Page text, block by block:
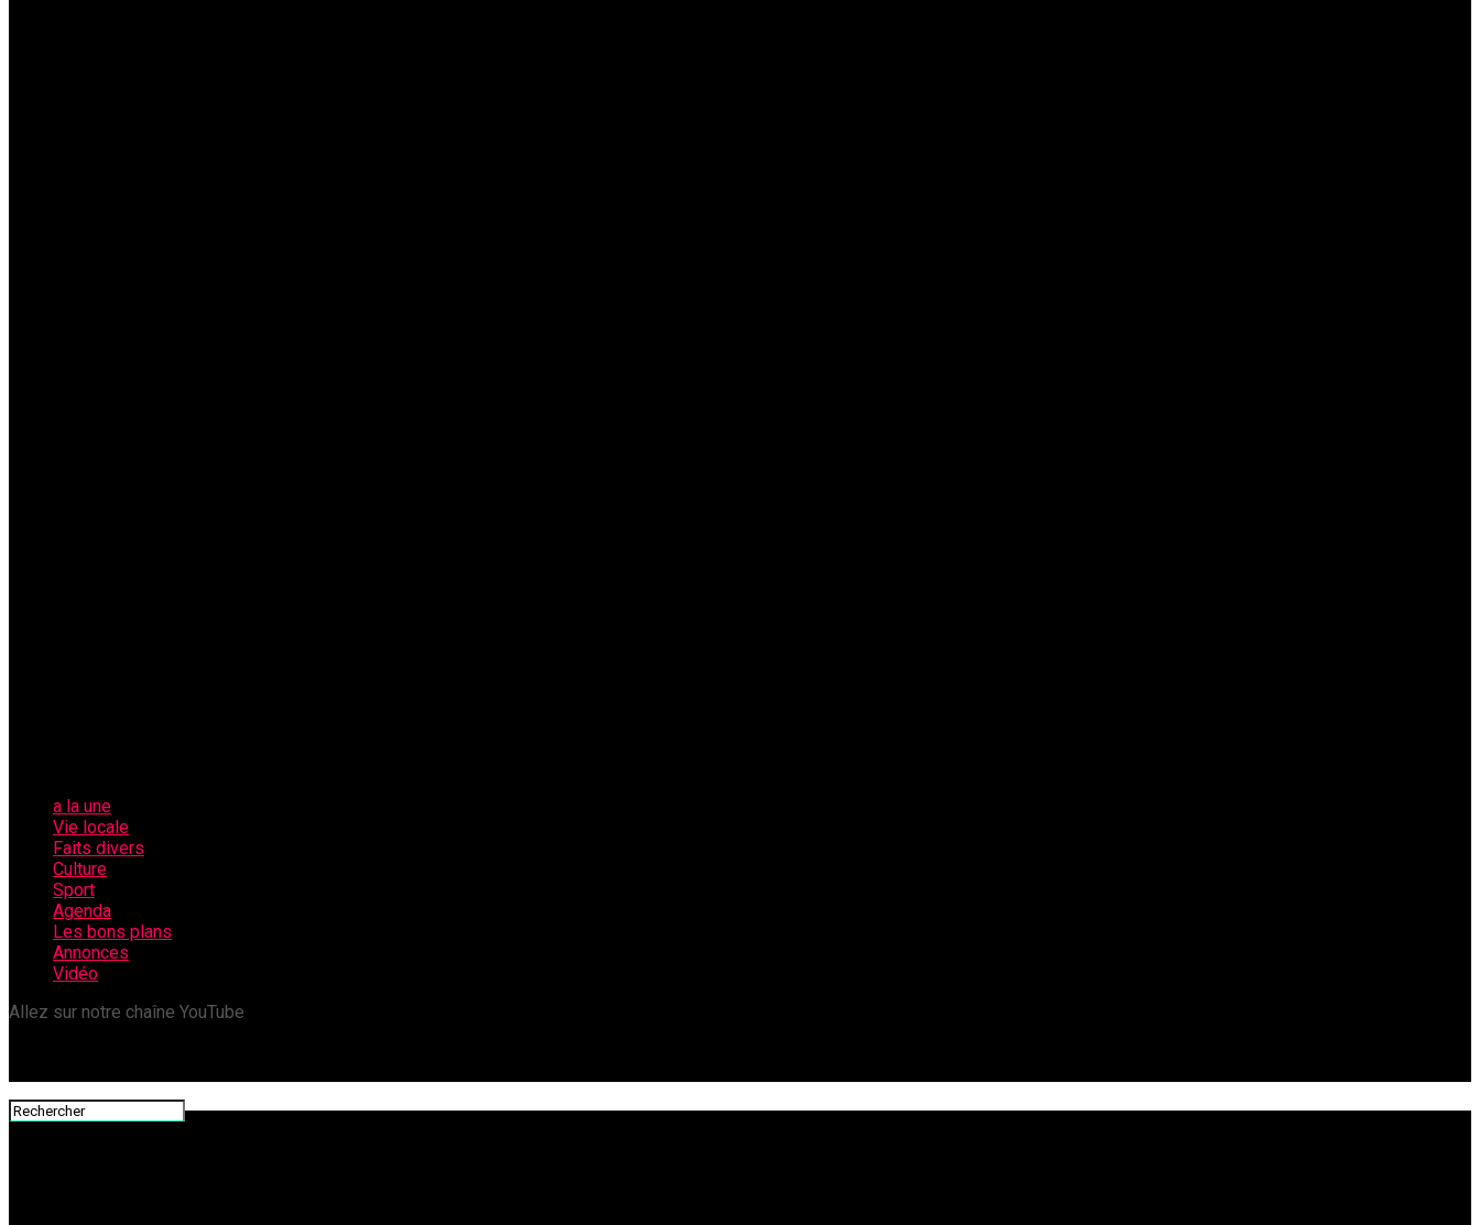
a la une
Vie locale
Faits divers
Culture
Sport
Agenda
Les bons plans
Annonces
Vidéo
Allez sur notre chaîne YouTube